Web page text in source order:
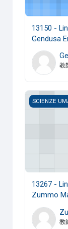
13150 -
Gendusa
教
13267 -
SCIENZE
13267 -
Zummo
教